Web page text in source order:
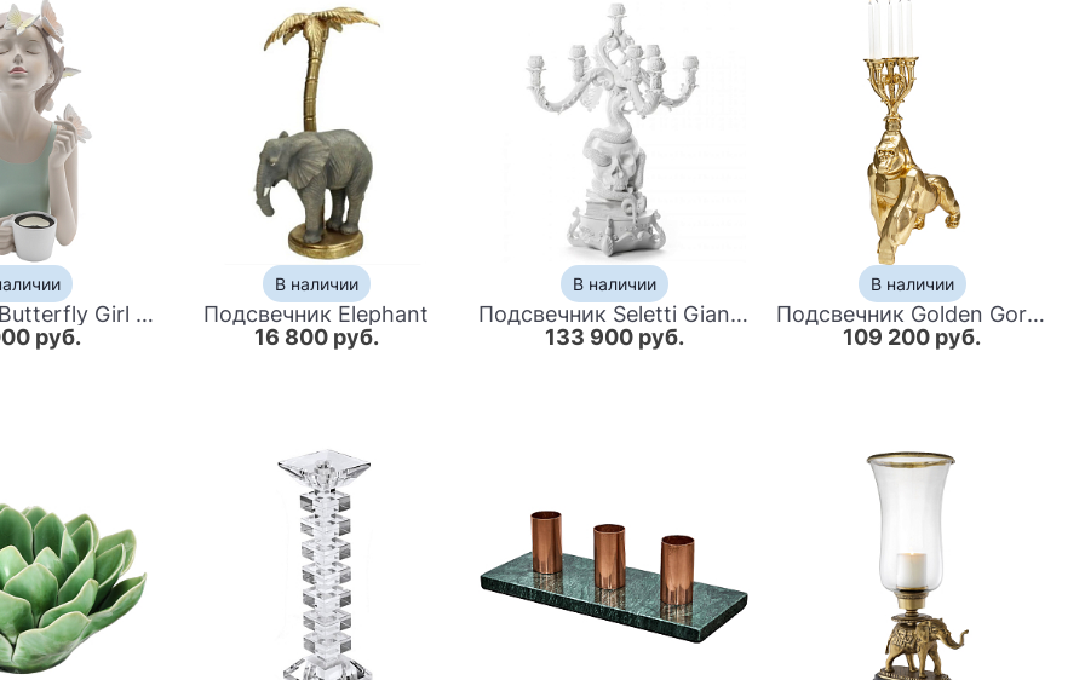
Статуэтка Butterfly Girl Sympathy
руб.
В наличии
Подсвечник Elephant
16 800 руб.
В наличии
Подсвечник Seletti Giant Burlesque Skull White
133 900 руб.
В наличии
Подсвечник Golden Gorilla
109 200 руб.